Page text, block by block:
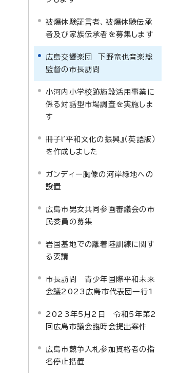
被爆体験証言者、被爆体験伝承
者及び家族伝承者を募集します
広島交響楽団 下野竜也音楽総
監督の市長訪問
小河内小学校跡施設活用事業に
係る対話型市場調査を実施しま
す
冊子『平和文化の振興』（英語版）
を作成しました
ガンディー胸像の河岸緑地への
設置
広島市男女共同参画審議会の市
民委員の募集
岩国基地での離着陸訓練に関す
る要請
市長訪問 青少年国際平和未来
会議2023広島市代表団一行1
2023年5月2日 令和5年第2
回広島市議会臨時会提出案件
広島市競争入札参加資格者の指
名停止措置